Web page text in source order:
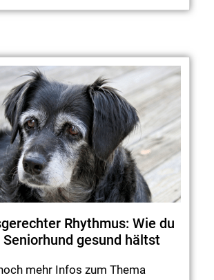
Rhythmus: Wie du
Seniorhund gesund hältst
mehr Infos zum Thema